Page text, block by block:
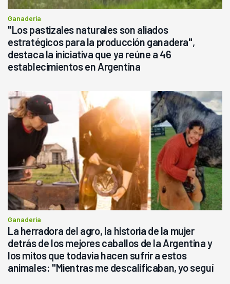
Ganadería
"Los pastizales naturales son aliados
estratégicos para la producción ganadera",
destaca la iniciativa que ya reúne a 46
establecimientos en Argentina
Ganadería
La herradora del agro, la historia de la mujer
detrás de los mejores caballos de la Argentina y
los mitos que todavía hacen sufrir a estos
animales: "Mientras me descalificaban, yo seguí